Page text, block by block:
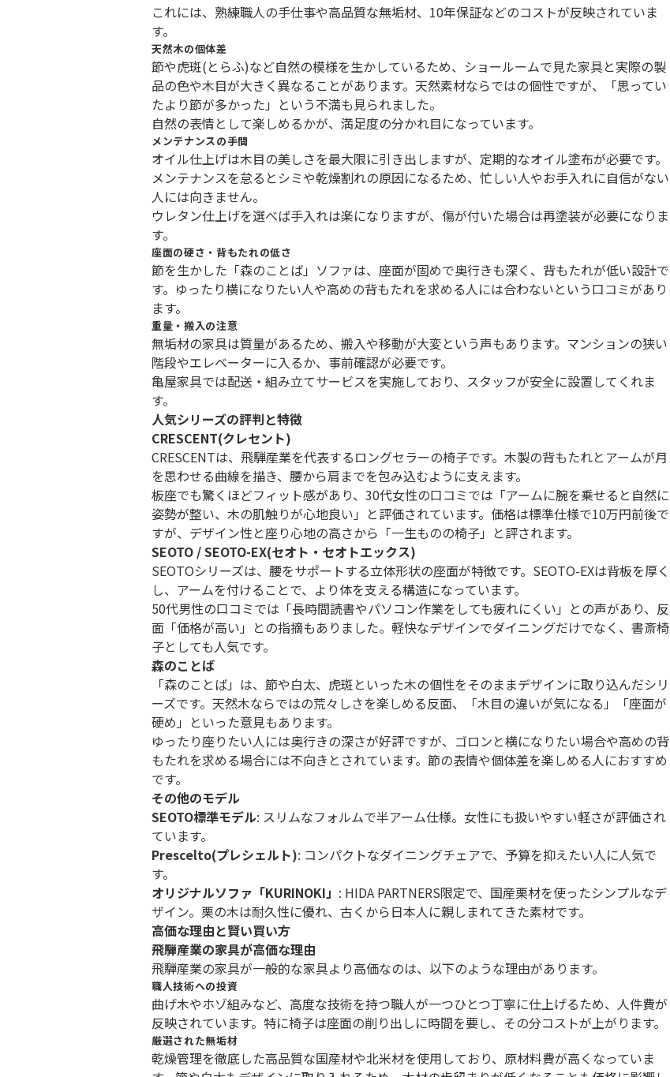
これには、熟練職人の手仕事や高品質な無垢材、10年保証などのコストが反映されていま
す。
天然木の個体差
節や虎斑(とらふ)など自然の模様を生かしているため、ショールームで見た家具と実際の製
品の色や木目が大きく異なることがあります。天然素材ならではの個性ですが、「思ってい
たより節が多かった」という不満も見られました。
自然の表情として楽しめるかが、満足度の分かれ目になっています。
メンテナンスの手間
オイル仕上げは木目の美しさを最大限に引き出しますが、定期的なオイル塗布が必要です。
メンテナンスを怠るとシミや乾燥割れの原因になるため、忙しい人やお手入れに自信がない
人には向きません。
ウレタン仕上げを選べば手入れは楽になりますが、傷が付いた場合は再塗装が必要になりま
す。
座面の硬さ・背もたれの低さ
節を生かした「森のことば」ソファは、座面が固めで奥行きも深く、背もたれが低い設計で
す。ゆったり横になりたい人や高めの背もたれを求める人には合わないという口コミがあり
ます。
重量・搬入の注意
無垢材の家具は質量があるため、搬入や移動が大変という声もあります。マンションの狭い
階段やエレベーターに入るか、事前確認が必要です。
亀屋家具では配送・組み立てサービスを実施しており、スタッフが安全に設置してくれま
す。
人気シリーズの評判と特徴
CRESCENT(クレセント)
CRESCENTは、飛騨産業を代表するロングセラーの椅子です。木製の背もたれとアームが月
を思わせる曲線を描き、腰から肩までを包み込むように支えます。
板座でも驚くほどフィット感があり、30代女性の口コミでは「アームに腕を乗せると自然に
姿勢が整い、木の肌触りが心地良い」と評価されています。価格は標準仕様で10万円前後で
すが、デザイン性と座り心地の高さから「一生ものの椅子」と評されます。
SEOTO / SEOTO-EX(セオト・セオトエックス)
SEOTOシリーズは、腰をサポートする立体形状の座面が特徴です。SEOTO-EXは背板を厚く
し、アームを付けることで、より体を支える構造になっています。
50代男性の口コミでは「長時間読書やパソコン作業をしても疲れにくい」との声があり、反
面「価格が高い」との指摘もありました。軽快なデザインでダイニングだけでなく、書斎椅
子としても人気です。
森のことば
「森のことば」は、節や白太、虎斑といった木の個性をそのままデザインに取り込んだシリ
ーズです。天然木ならではの荒々しさを楽しめる反面、「木目の違いが気になる」「座面が
硬め」といった意見もあります。
ゆったり座りたい人には奥行きの深さが好評ですが、ゴロンと横になりたい場合や高めの背
もたれを求める場合には不向きとされています。節の表情や個体差を楽しめる人におすすめ
です。
その他のモデル
SEOTO標準モデル: スリムなフォルムで半アーム仕様。女性にも扱いやすい軽さが評価され
ています。
Prescelto(プレシェルト): コンパクトなダイニングチェアで、予算を抑えたい人に人気で
す。
オリジナルソファ「KURINOKI」 : HIDA PARTNERS限定で、国産栗材を使ったシンプルなデ
ザイン。栗の木は耐久性に優れ、古くから日本人に親しまれてきた素材です。
高価な理由と賢い買い方
飛騨産業の家具が高価な理由
飛騨産業の家具が一般的な家具より高価なのは、以下のような理由があります。
職人技術への投資
曲げ木やホゾ組みなど、高度な技術を持つ職人が一つひとつ丁寧に仕上げるため、人件費が
反映されています。特に椅子は座面の削り出しに時間を要し、その分コストが上がります。
厳選された無垢材
乾燥管理を徹底した高品質な国産材や北米材を使用しており、原材料費が高くなっていま